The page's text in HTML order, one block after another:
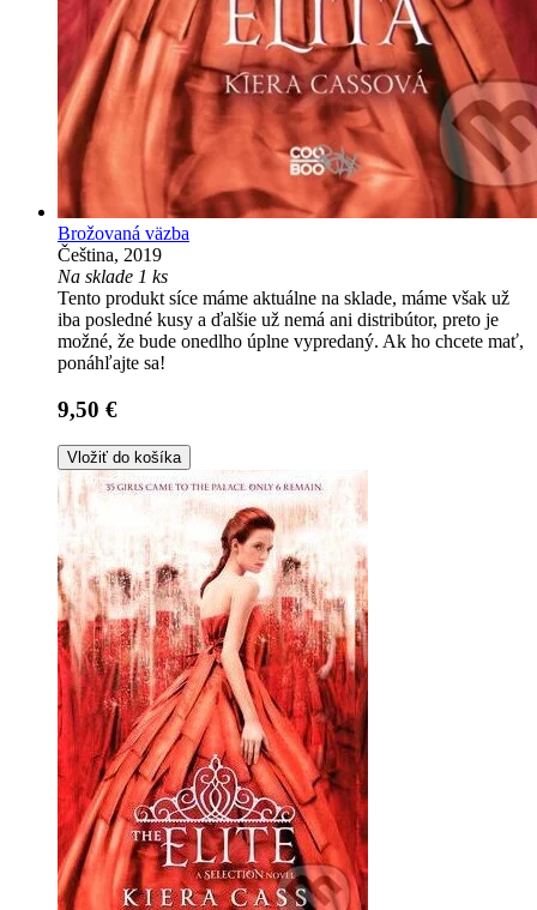
Brožovaná väzba
Čeština, 2019
Na sklade 1 ks
Tento produkt síce máme aktuálne na sklade, máme však už
iba posledné kusy a ďalšie už nemá ani distribútor, preto je
možné, že bude onedlho úplne vypredaný. Ak ho chcete mať,
ponáhľajte sa!
9,50 €
Vložiť do košíka